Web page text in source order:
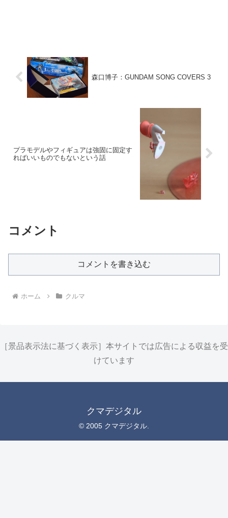
森口博子：GUNDAM SONG COVERS 3
プラモデルやフィギュアは強固に固定す
ればいいものでもないという話
コメント
コメントを書き込む
ホーム クルマ
［景品表示法に基づく表示］本サイトでは広告による収益を受
けています
クマデジタル
© 2005 クマデジタル.